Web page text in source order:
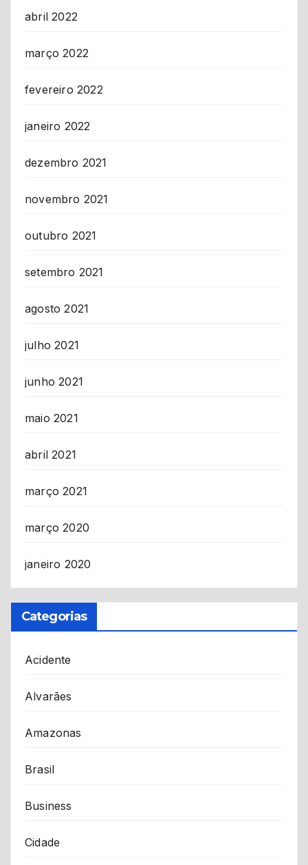
abril 2022
março 2022
fevereiro 2022
janeiro 2022
dezembro 2021
novembro 2021
outubro 2021
setembro 2021
agosto 2021
julho 2021
junho 2021
maio 2021
abril 2021
março 2021
março 2020
janeiro 2020
Categorias
Acidente
Alvarães
Amazonas
Brasil
Business
Cidade